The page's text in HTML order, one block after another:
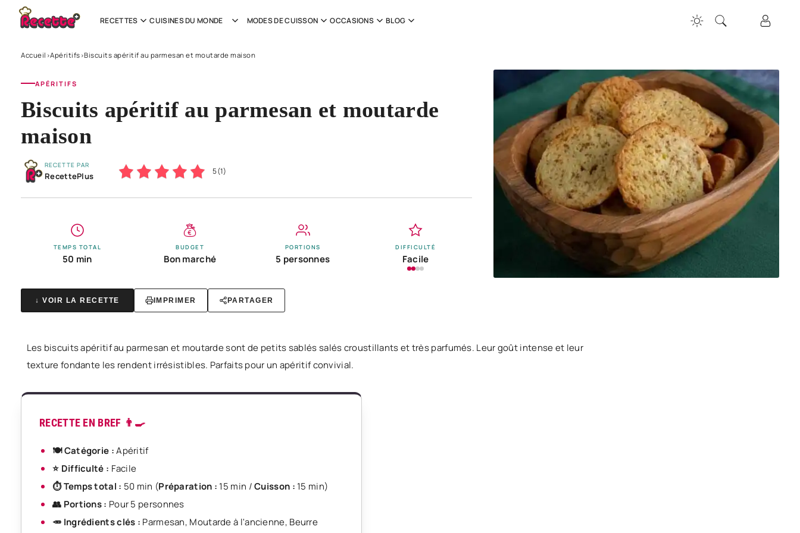
RECETTES CUISINES DU MONDE MODES DE CUISSON OCCASIONS BLOG
Accueil ›Apéritifs ›Biscuits apéritif au parmesan et moutarde maison
APÉRITIFS
Biscuits apéritif au parmesan et moutarde
maison
RECETTE PAR
RecettePlus 5(1)
TEMPS TOTAL
50 min
BUDGET
Bon marché
PORTIONS
5 personnes
DIFFICULTÉ
Facile
↓ VOIR LA RECETTE IMPRIMER PARTAGER
Les biscuits apéritif au parmesan et moutarde sont de petits sablés salés croustillants et très parfumés. Leur goût intense et leur
texture fondante les rendent irrésistibles. Parfaits pour un apéritif convivial.
RECETTE EN BREF 👨‍🍳
🍽️ Catégorie : Apéritif
⭐ Difficulté : Facile
⏱️ Temps total : 50 min (Préparation : 15 min /Cuisson : 15 min)
👥 Portions : Pour5 personnes
🥕 Ingrédients clés : Parmesan, Moutarde à l'ancienne, Beurre